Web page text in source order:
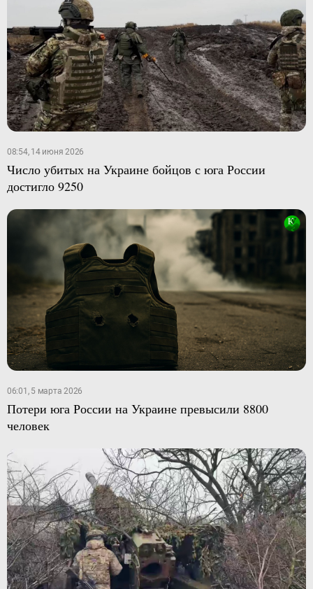
08:54, 14 июня 2026
Число убитых на Украине бойцов с юга России
достигло 9250
06:01, 5 марта 2026
Потери юга России на Украине превысили 8800
человек